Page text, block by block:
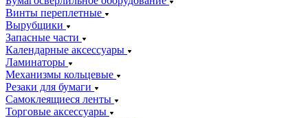
Винты переплетные
Вырубщики
Запасные части
Календарные аксессуары
Ламинаторы
Механизмы кольцевые
Резаки для бумаги
Самоклеящиеся ленты
Торговые аксессуары